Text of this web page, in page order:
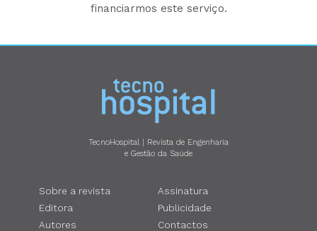
financiarmos este serviço.
TecnoHospital | Revista de Engenharia
e Gestão da Saúde
Sobre a revista
Editora
Autores
Assinatura
Publicidade
Contactos